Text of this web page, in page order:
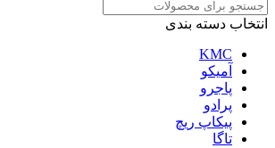
انتخاب دسته بندی
KMC
آمیکو
پاجرو
پرادو
پیکاپ ریچ
تاگا